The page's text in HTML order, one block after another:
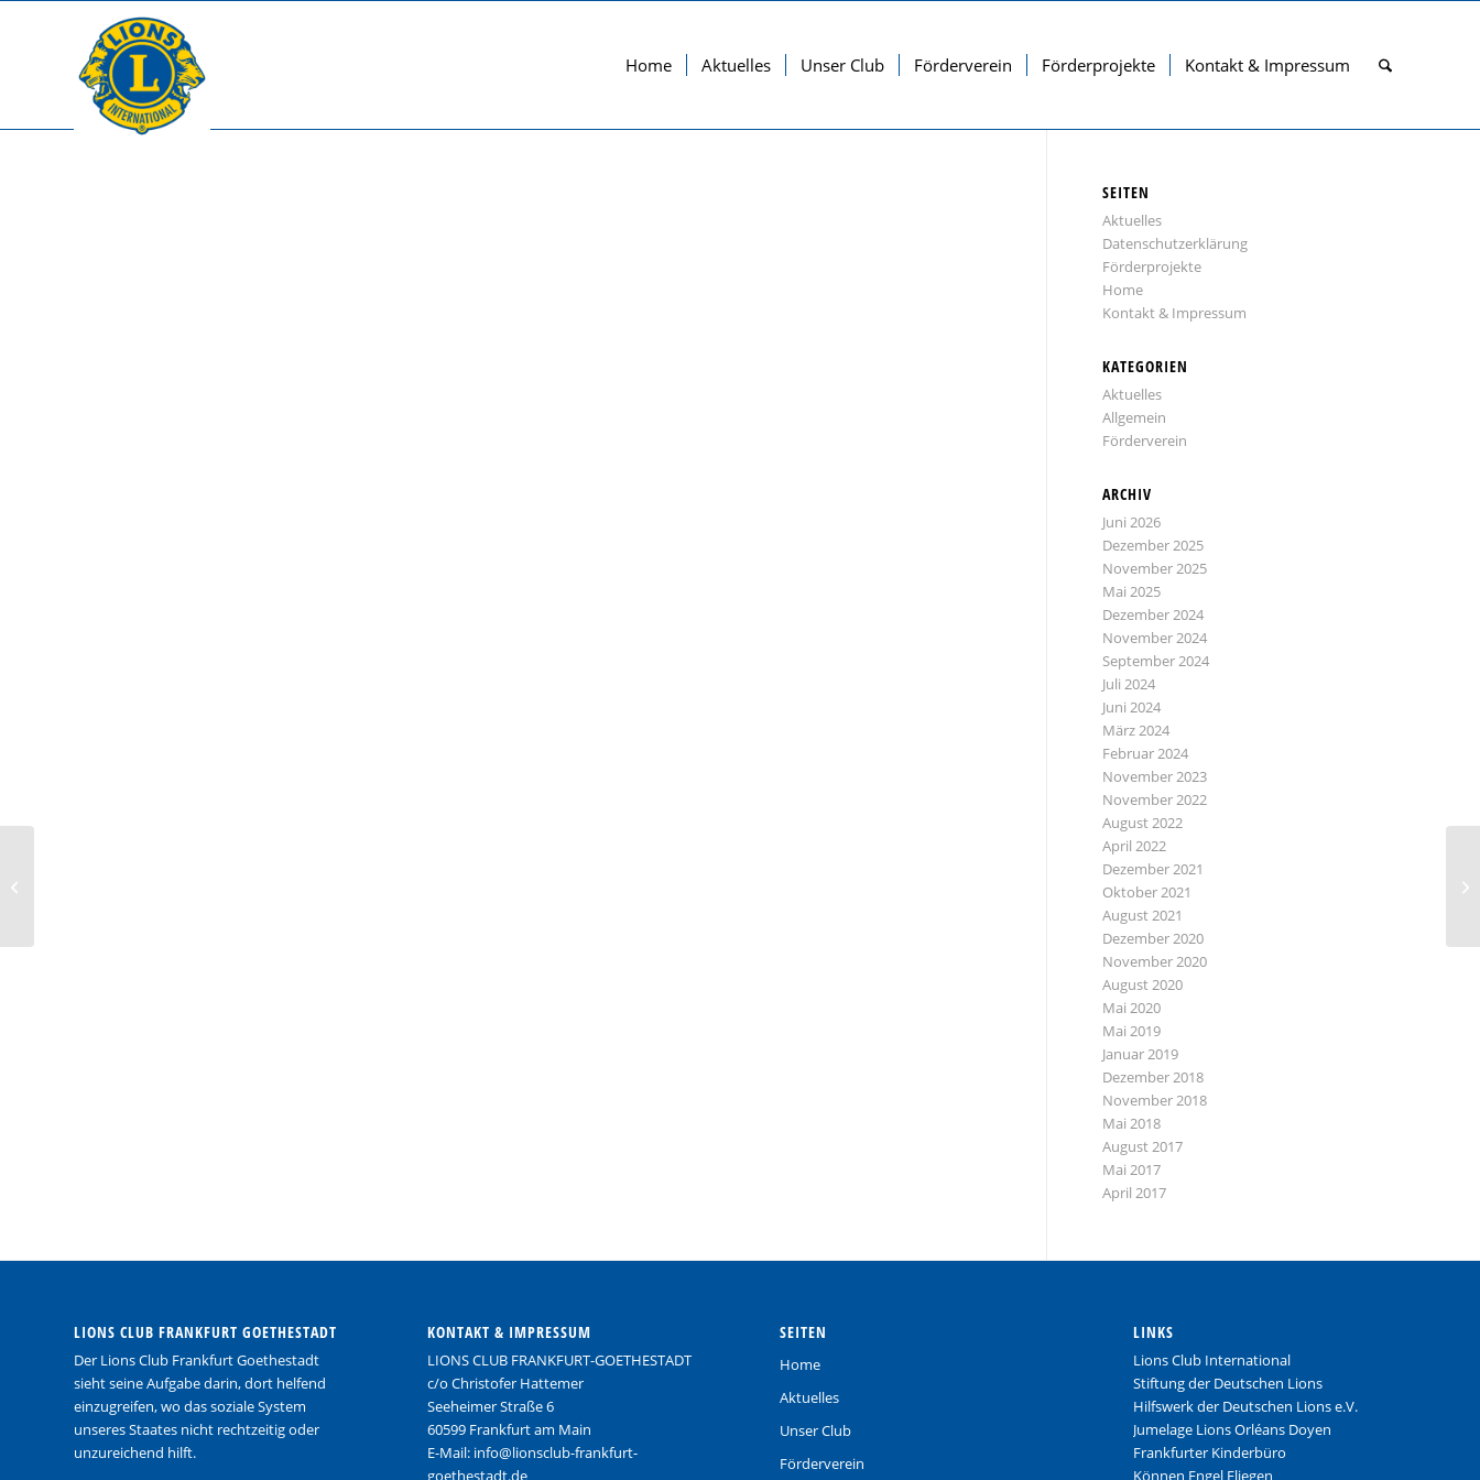
Home Aktuelles Unser Club Förderverein Förderprojekte Kontakt & Impressum
SEITEN
Aktuelles
Datenschutzerklärung
Förderprojekte
Home
Kontakt & Impressum
KATEGORIEN
Aktuelles
Allgemein
Förderverein
ARCHIV
Juni 2026
Dezember 2025
November 2025
Mai 2025
Dezember 2024
November 2024
September 2024
Juli 2024
Juni 2024
März 2024
Februar 2024
November 2023
November 2022
August 2022
April 2022
Dezember 2021
Oktober 2021
August 2021
Dezember 2020
November 2020
August 2020
Mai 2020
Mai 2019
Januar 2019
Dezember 2018
November 2018
Mai 2018
August 2017
Mai 2017
April 2017
LIONS CLUB FRANKFURT GOETHESTADT
Der Lions Club Frankfurt Goethestadt
sieht seine Aufgabe darin, dort helfend
einzugreifen, wo das soziale System
unseres Staates nicht rechtzeitig oder
unzureichend hilft.
KONTAKT & IMPRESSUM
LIONS CLUB FRANKFURT-GOETHESTADT
c/o Christofer Hattemer
Seeheimer Straße 6
60599 Frankfurt am Main
E-Mail: info@lionsclub-frankfurt-
goethestadt.de
SEITEN
Home
Aktuelles
Unser Club
Förderverein
LINKS
Lions Club International
Stiftung der Deutschen Lions
Hilfswerk der Deutschen Lions e.V.
Jumelage Lions Orléans Doyen
Frankfurter Kinderbüro
Können Engel Fliegen